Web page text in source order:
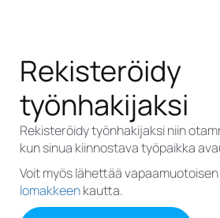
Rekisteröidy
työnhakijaksi
Rekisteröidy työnhakijaksi niin
kun sinua kiinnostava työpaikka
Voit myös lähettää
lomakkeenkautta.